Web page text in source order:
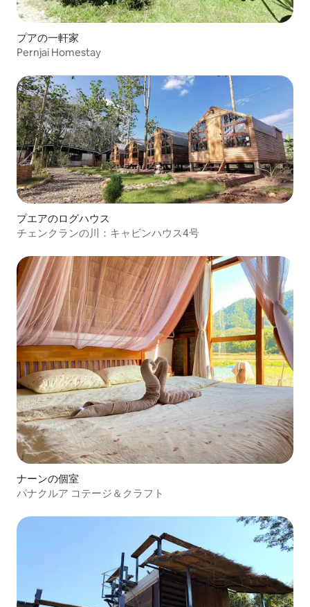
プアの一軒家
Pernjai Homestay
プエアのログハウス
チェンクランの川：キャビンハウス4号
ナーンの個室
パナクルア コテージ＆クラフト